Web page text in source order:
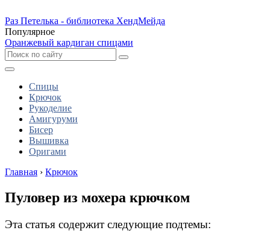
Раз Петелька - библиотека ХендМейда
Популярное
Оранжевый кардиган спицами
Спицы
Крючок
Рукоделие
Амигуруми
Бисер
Вышивка
Оригами
Главная › Крючок
Пуловер из мохера крючком
Эта статья содержит следующие подтемы: